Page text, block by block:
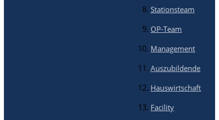
Stationsteam
OP-Team
Management
Auszubildende
Hauswirtschaft
Facility